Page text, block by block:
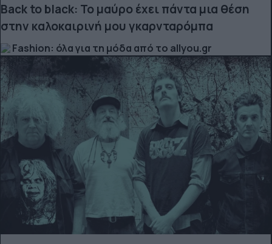
Back to black: Το μαύρο έχει πάντα μια θέση
στην καλοκαιρινή μου γκαρνταρόμπα
Fashion: όλα για τη μόδα από το allyou.gr